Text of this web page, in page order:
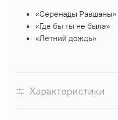
«Серенады Равшаны»
«Где бы ты не была»
«Летний дождь»
Характеристики